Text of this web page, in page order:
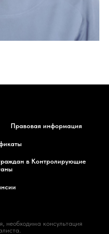
Правовая информация
в Контролирующие
необходима консультация